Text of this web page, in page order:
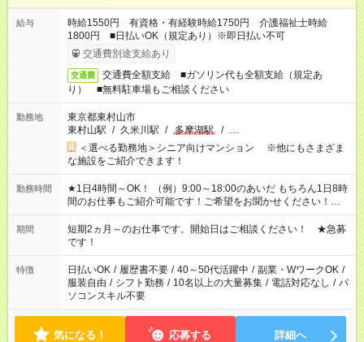
給与
時給1550円 有資格・有経験時給1750円 介護福祉士時給
1800円 ■日払いOK（規定あり）※即日払い不可
交通費別途支給あり
交通費
交通費全額支給 ■ガソリン代も全額支給（規定あ
り） ■無料駐車場もご相談ください
勤務地
東京都東村山市
東村山駅 / 久米川駅 / 多摩湖駅 / …
＜選べる勤務地＞シニア向けマンション ※他にもさまざま
な施設をご紹介できます！
勤務時間
★1日4時間～OK！ （例）9:00～18:00のあいだ もちろん1日8時
間のお仕事もご紹介可能です！ご希望をお聞かせください！★家
庭の都合でお休みが必要な場合も遠慮なくご相談ください。 ※
週最低15時間以上の勤務が必要です
期間
短期2ヵ月～のお仕事です。開始日はご相談ください！ ★急募
です！
特徴 日払いOK / 履歴書不要 / 40～50代活躍中 / 副業・WワークOK /
服装自由 / シフト勤務 / 10名以上の大量募集 / 電話対応なし / パ
ソコンスキル不要
気になる！ 応募する 詳細へ